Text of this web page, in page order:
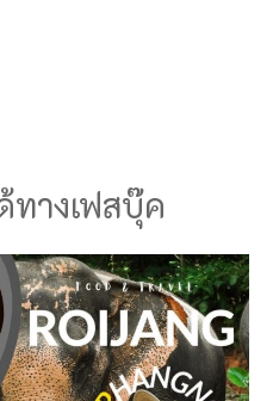
ทางเฟสบุ๊ค